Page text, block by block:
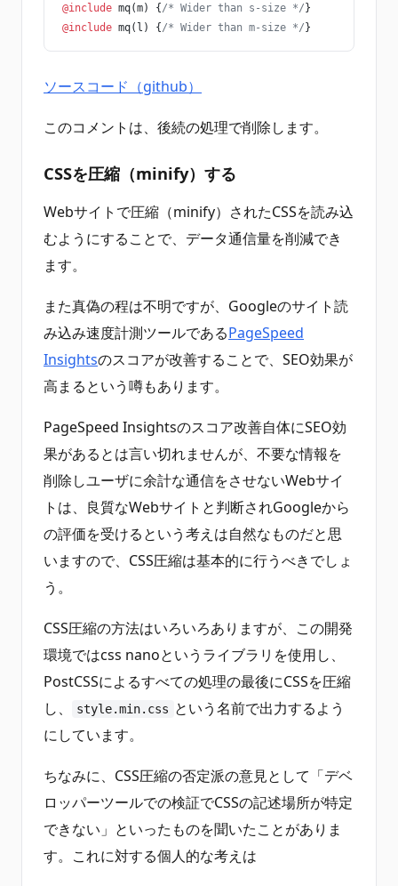
@include mq(m) { /* Wider than s-size */ }
@include mq(l) { /* Wider than m-size */ }
ソースコード（github）
このコメントは、後続の処理で削除します。
CSSを圧縮（minify）する
Webサイトで圧縮（minify）されたCSSを読み込
むようにすることで、データ通信量を削減でき
ます。
また真偽の程は不明ですが、Googleのサイト読
み込み速度計測ツールであるPageSpeed
Insightsのスコアが改善することで、SEO効果が
高まるという噂もあります。
PageSpeed Insightsのスコア改善自体にSEO効
果があるとは言い切れませんが、不要な情報を
削除しユーザに余計な通信をさせないWebサイ
トは、良質なWebサイトと判断されGoogleから
の評価を受けるという考えは自然なものだと思
いますので、CSS圧縮は基本的に行うべきでしょ
う。
CSS圧縮の方法はいろいろありますが、この開発
環境ではcss nanoというライブラリを使用し、
PostCSSによるすべての処理の最後にCSSを圧縮
し、
style.min.css という名前で出力するよう
にしています。
ちなみに、CSS圧縮の否定派の意見として「デベ
ロッパーツールでの検証でCSSの記述場所が特定
できない」といったものを聞いたことがありま
す。これに対する個人的な考えは